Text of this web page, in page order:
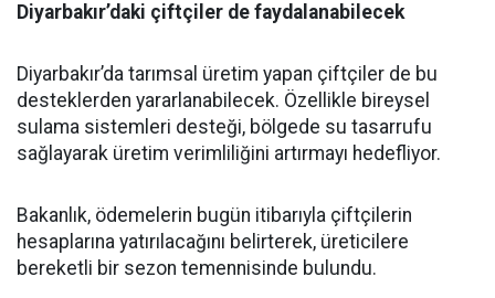
Diyarbakır’daki çiftçiler de faydalanabilecek
Diyarbakır’da tarımsal üretim yapan çiftçiler de bu
desteklerden yararlanabilecek. Özellikle bireysel
sulama sistemleri desteği, bölgede su tasarrufu
sağlayarak üretim verimliliğini artırmayı hedefliyor.
Bakanlık, ödemelerin bugün itibarıyla çiftçilerin
hesaplarına yatırılacağını belirterek, üreticilere
bereketli bir sezon temennisinde bulundu.